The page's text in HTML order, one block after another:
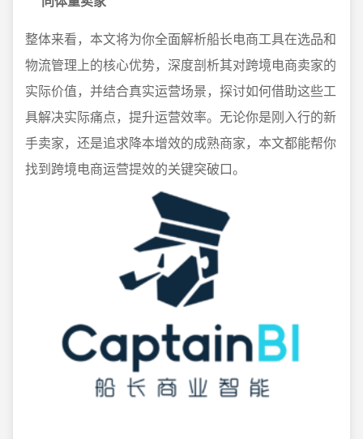
整体来看，本文将为你全面解析船长电商工具在选品和
物流管理上的核心优势，深度剖析其对跨境电商卖家的
实际价值，并结合真实运营场景，探讨如何借助这些工
具解决实际痛点，提升运营效率。无论你是刚入行的新
手卖家，还是追求降本增效的成熟商家，本文都能帮你
找到跨境电商运营提效的关键突破口。